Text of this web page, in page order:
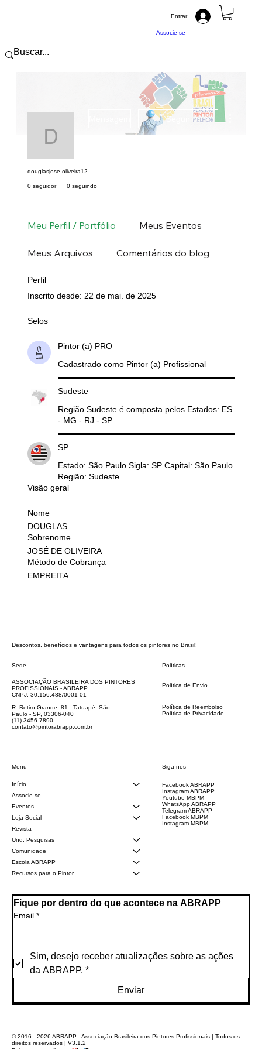
Associe-se
Entrar
douglasjose.oliveira12
Seguir
douglasjose.oliveira12
0 seguidor 0 seguindo
Meu Perfil / Portfólio Meus Eventos
Meus Arquivos Comentários do blog
Perfil
Inscrito desde: 22 de mai. de 2025
Selos
Pintor (a) PRO
Cadastrado como Pintor (a) Profissional
Sudeste
Região Sudeste é composta pelos Estados: ES
- MG - RJ - SP
SP
Estado: São Paulo Sigla: SP Capital: São Paulo
Região: Sudeste
Visão geral
Nome
DOUGLAS
Sobrenome
JOSÉ DE OLIVEIRA
Método de Cobrança
EMPREITA
Descontos, benefícios e vantagens para todos os pintores no Brasil!
Sede
ASSOCIAÇÃO BRASILEIRA DOS PINTORES
PROFISSIONAIS - ABRAPP
CNPJ: 30.156.488/0001-01
R. Retiro Grande, 81 - Tatuapé, São
Paulo - SP, 03306-040
(11) 3456-7890
contato@pintorabrapp.com.br
Menu
Início
Associe-se
Eventos
Loja Social
Revista
Und. Pesquisas
Comunidade
Escola ABRAPP
Recursos para o Pintor
Políticas
Política de Envio
Política de Reembolso
Política de Privacidade
Siga-nos
Facebook ABRAPP
Instagram ABRAPP
Youtube MBPM
WhatsApp ABRAPP
Telegram ABRAPP
Facebook MBPM
Instagram MBPM
Fique por dentro do que acontece na ABRAPP
Email *
Sim, desejo receber atualizações sobre as ações
da ABRAPP. *
Enviar
© 2016 - 2026 ABRAPP - Associação Brasileira dos Pintores Profissionais | Todos os
direitos reservados | V3.1.2